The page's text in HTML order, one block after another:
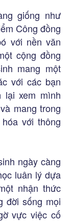
giống như
Công đồng
với nền văn
cộng đồng
mang một
với các bạn
lại xem mình
mang trong
với thông
ngày càng
luân lý dựa
nhận thức
đời sống mọi
vực việc cố